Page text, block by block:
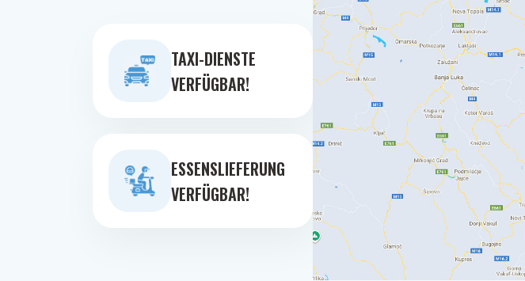
TAXI-DIENSTE
VERFÜGBAR!
ESSENSLIEFERUNG
VERFÜGBAR!